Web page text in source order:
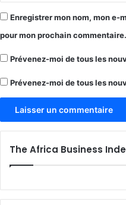
Enregistrer mon nom, mon e-
pour mon prochain commentaire.
Prévenez-moi de tous les
Prévenez-moi de tous les
The Africa Business